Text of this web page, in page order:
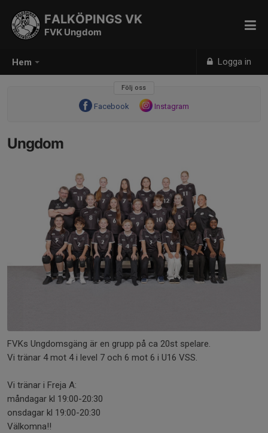
Hem Logga in
FALKÖPINGS VK
FVK Ungdom
Följ oss
Facebook Instagram
Ungdom
FVKs Ungdomsgäng är en grupp på ca 20st spelare.
Vi tränar 4 mot 4 i level 7 och 6 mot 6 i U16 VSS.
Vi tränar i Freja A:
måndagar kl 19:00-20:30
onsdagar kl 19:00-20:30
Välkomna!!